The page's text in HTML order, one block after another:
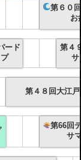
ル等
依存
症対
策
第６０
お
ード
第４
サ
第４８回大江戸
第66回
サ